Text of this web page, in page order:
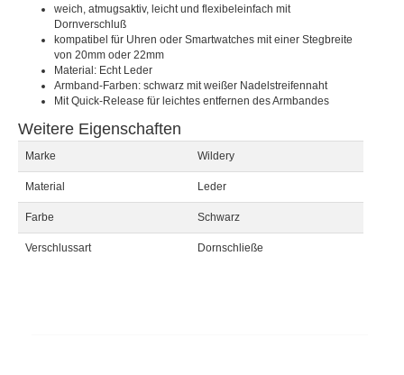
weich, atmugsaktiv, leicht und flexibeleinfach mit
Dornverschluß
kompatibel für Uhren oder Smartwatches mit einer Stegbreite
von 20mm oder 22mm
Material: Echt Leder
Armband-Farben: schwarz mit weißer Nadelstreifennaht
Mit Quick-Release für leichtes entfernen des Armbandes
Weitere Eigenschaften
Marke Wildery
Material Leder
Farbe Schwarz
Verschlussart Dornschließe